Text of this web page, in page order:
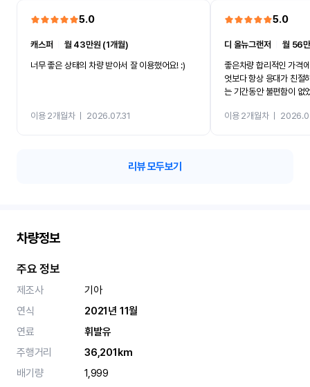
5.0
캐스퍼
월 43만원 (1개월)
너무 좋은 상태의 차량 받아서 잘 이용했어요! :)
이용 2개월차ㅣ 2026.07.31
5.0
디 올뉴그랜저 ㅣ월 56
좋은차량 합리적인 가격
엇보다 항상 응대가 친절
는 기간동안 불편함이 없
카 렌트 고민없이 강추합
이용 2개월차ㅣ
리뷰 모두보기
차량정보
주요 정보
제조사
기아
연식
2021년 11월
연료
휘발유
주행거리
36,201km
배기량
1,999